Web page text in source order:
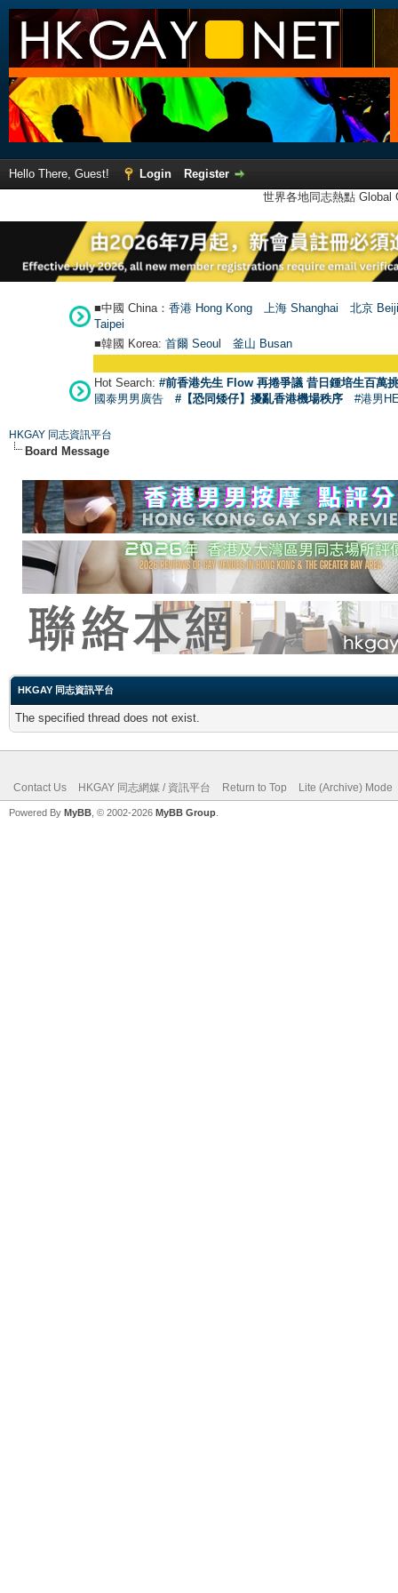
Hello There, Guest! Login
Register
世界各地同志熱點
■中國 China： 香港 Hong Kong 上海 Shanghai
北京
Taipei
■韓國 Korea: 首爾 Seoul 釜山 Busan
Hot Search: #前香港先生 Flow 再捲爭議 昔日鍾培生百萬
國泰男男廣告
#【恐同矮仔】擾亂香港機場秩序 #港男
HKGAY 同志資訊平台
Board Message
HKGAY 同志資訊平台
The specified thread does not exist.
Contact Us HKGAY 同志網媒 / 資訊平台 Return to Top Lite (Archive) Mode
Powered By MyBB , © 2002-2026 MyBB Group